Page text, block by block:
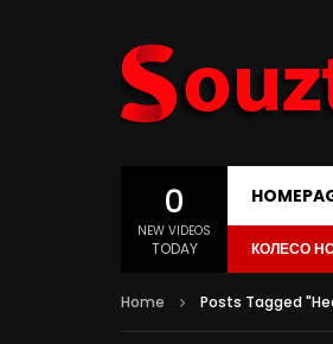
0
NEW VIDEOS
TODAY КОЛЕСО
Home Posts Tagged